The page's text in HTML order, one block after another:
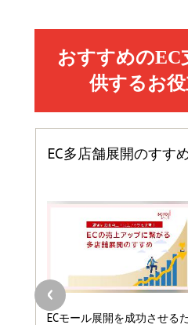
副業
￥1,870
小さな会社は戦略
ドリルを売るには
Brand Shift(ブラ
る時代の成長戦略
￥2,420
マーケティングの
と成長の法則
￥2,200
カラダ2026／宮
￥880
anan(アンアン
スペシャルエディ
￥1,100
anan(アンアン
年後半、あなた
￥880
ママ投資家が育休
￥1,870
組織の成果を最大
￥1,980
イシューからはじめ
ルな本質」
￥2,200
経営メモ 16年の
影響力の武器［新
￥3,190
フィードバック経
組織」へ